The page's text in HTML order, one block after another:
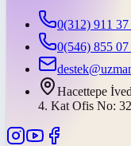
0(312) 911 37
0(546) 855 07
Hacettepe
4. Kat Ofis No: